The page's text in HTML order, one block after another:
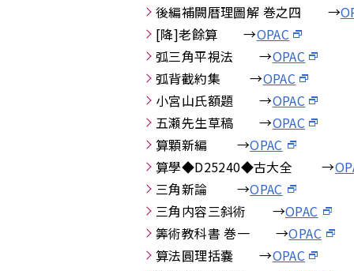
後編補闕暦理圖解 巻之四 →
[降]老餘算 →OPAC
弧三角平視法 →OPAC
弧背截約集 →OPAC
小宮山氏額題 →OPAC
五瀬先生草稿 →OPAC
算顆新編 →OPAC
算學◆D25240◆古大全 →
三角新論 →OPAC
三角内容三斜術 →OPAC
筭術教科書 巻一 →OPAC
算法圓理括嚢 →OPAC